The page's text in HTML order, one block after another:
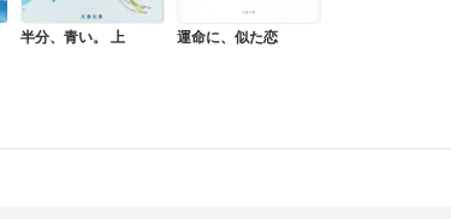
半分、青い。 上 運命に、似た恋